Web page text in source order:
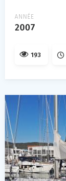
ANNÉE
2007
193